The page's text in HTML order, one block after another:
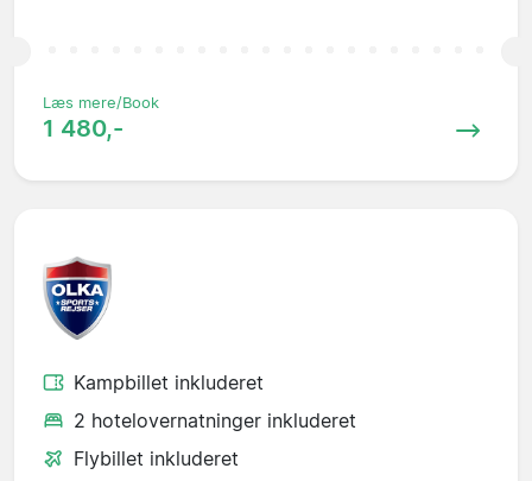
Læs mere/Book
1 480,-
Kampbillet inkluderet
2 hotelovernatninger inkluderet
Flybillet inkluderet